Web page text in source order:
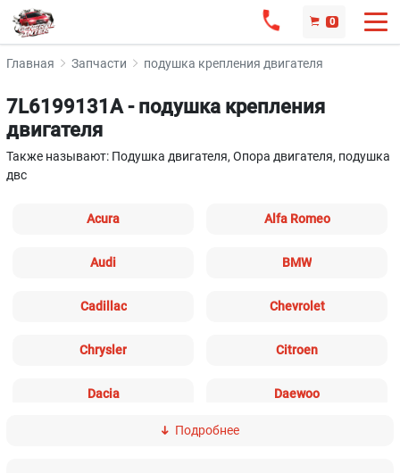
0
Главная Запчасти подушка крепления двигателя
7L6199131A - подушка крепления
двигателя
Также называют: Подушка двигателя, Опора двигателя, подушка
двс
Acura Alfa Romeo
Audi BMW
Cadillac Chevrolet
Chrysler Citroen
Dacia Daewoo
Подробнее